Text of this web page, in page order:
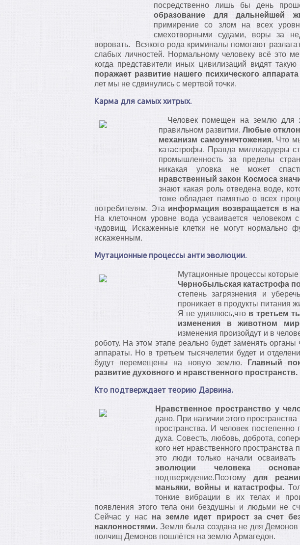
посредственно лишь бы день
образование для дальнейшей
примирение со злом на всех
смехотворными судами, воры за
воровать. Всякого рода криминалы помогают
слабых личностей. Нормальному человеку всё это
когда представители иных цивилизаций видят
поражает развитие нашего психического
лет мы не сдвинулись с мертвой точки.
Карма для самых хитрых.
Человек помещен на землю для
правильном развитии. Любые
механизм самоуничтожения. Что
катастрофы. Правда миллиардеры
промышленность за пределы
никакая уловка не может
нравственный закон Космоса
знают какая роль отведена воде,
тоже обладает памятью о всех
потребителям. Эта информация возвращается в
На клеточном уровне вода усваивается
чудовищ. Искаженные клетки не могут нормально
искаженным.
Мутационные процессы анти эволюции.
Мутационные процессы
Чернобыльская катастрофа
степень загрязнения и
проникает в продукты питания
Я не удивлюсь,что в третьем
изменения в животном
изменения произойдут и в
роботу. На этом этапе реально будет заменять
аппараты. Но в третьем тысячелетии будет и
будут перемещены на новую землю.
Главный
развитие духовного и нравственного пространств.
Кто подтверждает теорию Дарвина.
Нравственное пространство у
дано. При наличии этого
пространства. И человек постепенно
духа. Совесть, любовь, доброта,
кого нет нравственного пространства
это люди только начали
эволюции человека
подтверждение.Поэтому для
маньяки, войны и катастрофы.
тонкие вибрации в их телах и
появления этого тела они бездушны и людьми не
Сейчас у нас на земле идет прирост за счет
наклонностями. Земля была создана не для Демонов
полчищ Демонов пошлётся на землю Армагедон.